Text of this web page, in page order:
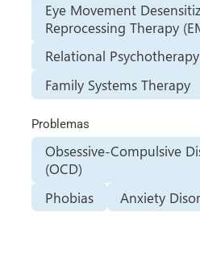
Eye Movement
Reprocessing Therapy
Relational Psychotherapy
Family Systems Therapy
Problemas
Obsessive-Compulsive
(OCD)
Phobias
Anxiety